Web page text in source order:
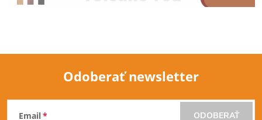
Z
Odoberať newsletter
Email ODOBERAŤ